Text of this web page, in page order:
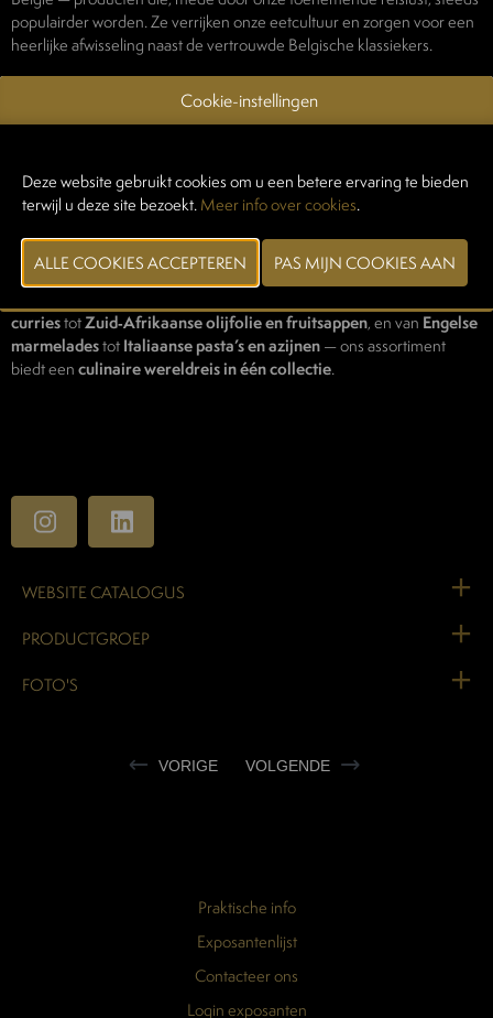
populairder worden. Ze verrijken onze eetcultuur en zorgen voor een
heerlijke afwisseling naast de vertrouwde Belgische klassiekers.
"Fijne Voedingswaren"
beperkt zich al lang niet meer tot
Franse specialiteiten. Vandaag omvat het een wereldwijde selectie van
Bij Bleuzé gaan we rechtstreeks naar de bron.
we kwaliteit, versheid en traceerbaarheid kunnen garanderen.
curriestotZuid‑Afrikaanse olijfolie en fruitsappen, en van Engelse
marmeladestotItaliaanse pasta’s en azijnen— ons assortiment
biedt eenculinaire wereldreis in één collectie.
WEBSITE CATALOGUS
PRODUCTGROEP
FOTO'S
VORIGE VOLGENDE
Praktische info
Exposantenlijst
Contacteer ons
Login exposanten
Cookie-instellingen
Deze website gebruikt cookies om u een betere ervaring te bieden
terwijl u deze site bezoekt.Meer info over cookies.